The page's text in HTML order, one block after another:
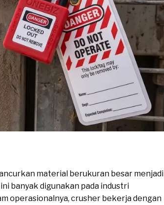
material berukuran besar menjadi
banyak digunakan pada industri
operasionalnya, crusher bekerja dengan